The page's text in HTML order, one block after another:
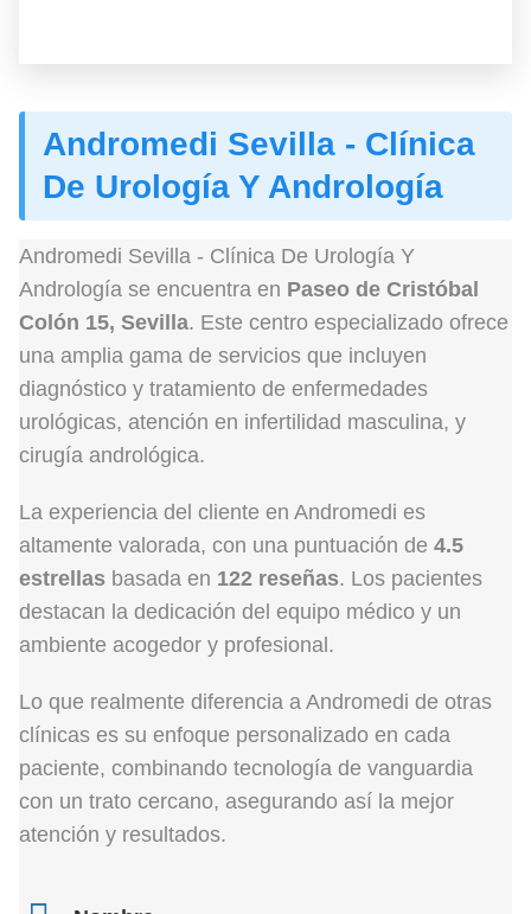
Andromedi Sevilla - Clínica
De Urología Y Andrología
Andromedi Sevilla - Clínica De Urología Y
Andrología se encuentra en Paseo de Cristóbal
Colón 15, Sevilla. Este centro especializado ofrece
una amplia gama de servicios que incluyen
diagnóstico y tratamiento de enfermedades
urológicas, atención en infertilidad masculina, y
cirugía andrológica.
La experiencia del cliente en Andromedi es
altamente valorada, con una puntuación de 4.5
estrellas basada en 122 reseñas. Los pacientes
destacan la dedicación del equipo médico y un
ambiente acogedor y profesional.
Lo que realmente diferencia a Andromedi de otras
clínicas es su enfoque personalizado en cada
paciente, combinando tecnología de vanguardia
con un trato cercano, asegurando así la mejor
atención y resultados.